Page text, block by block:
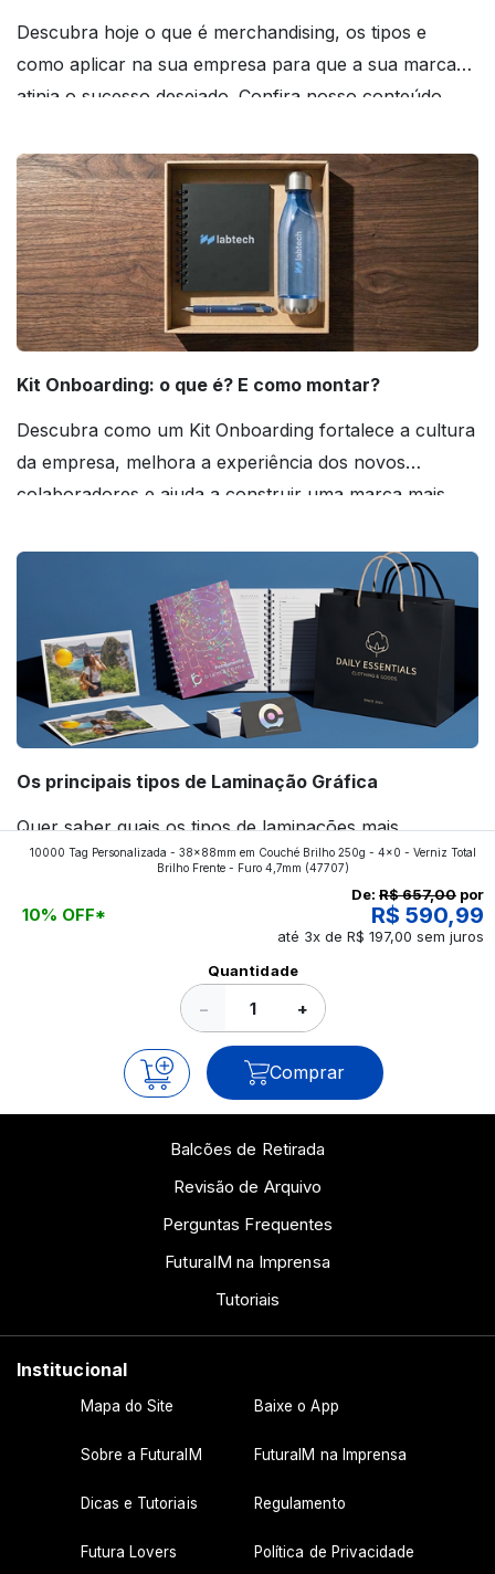
Descubra hoje o que é merchandising, os tipos e
como aplicar na sua empresa para que a sua marca
atinja o sucesso desejado. Confira nosso conteúdo
Kit Onboarding: o que é? E como montar?
Descubra como um Kit Onboarding fortalece a cultura
da empresa, melhora a experiência dos novos
colaboradores e ajuda a construir uma marca mais
Os principais tipos de Laminação Gráfica
Quer saber quais os tipos de laminações mais
aplicados nos impressos da gráfica FuturaIM? Então,
continue a leitura que vamos revelar para você!
10000 Tag Personalizada - 38x88mm em Couché Brilho 250g - 4x0 - Verniz Total
Brilho Frente - Furo 4,7mm (47707)
10% OFF*
De: R$ 657,00 por
R$ 590,99
até 3x de R$ 197,00 sem juros
Quantidade
− +
Comprar
Balcões de Retirada
Revisão de Arquivo
Perguntas Frequentes
FuturaIM na Imprensa
Tutoriais
Institucional
Mapa do Site Baixe o App
Sobre a FuturaIM FuturaIM na Imprensa
Dicas e Tutoriais Regulamento
Futura Lovers Política de Privacidade